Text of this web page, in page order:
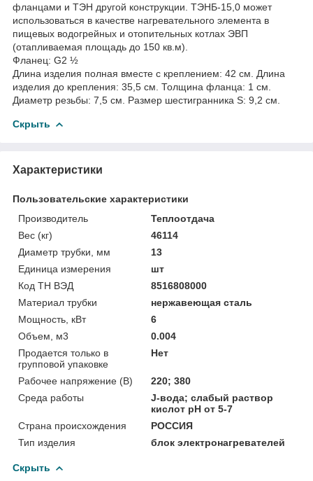
фланцами и ТЭН другой конструкции. ТЭНБ-15,0 может
использоваться в качестве нагревательного элемента в
пищевых водогрейных и отопительных котлах ЭВП
(отапливаемая площадь до 150 кв.м).
Фланец: G2 ½
Длина изделия полная вместе с креплением: 42 см. Длина
изделия до крепления: 35,5 см. Толщина фланца: 1 см.
Диаметр резьбы: 7,5 см. Размер шестигранника S: 9,2 см.
Скрыть
Характеристики
Пользовательские характеристики
Производитель
Теплоотдача
Вес (кг)
46114
Диаметр трубки, мм
13
Единица измерения
шт
Код ТН ВЭД
8516808000
Материал трубки
нержавеющая сталь
Мощность, кВт
6
Объем, м3
0.004
Продается только в
групповой упаковке
Нет
Рабочее напряжение (В)
220; 380
Среда работы
J-вода; слабый раствор
кислот pH от 5-7
Страна происхождения
РОССИЯ
Тип изделия
блок электронагревателей
Скрыть